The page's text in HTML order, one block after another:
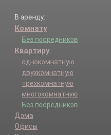
В аренду:
Комнату
Без посредников
Квартиру
однокомнатную
двухкомнатную
трехкомнатную
многокомнатную
Без посредников
Дома
Офисы